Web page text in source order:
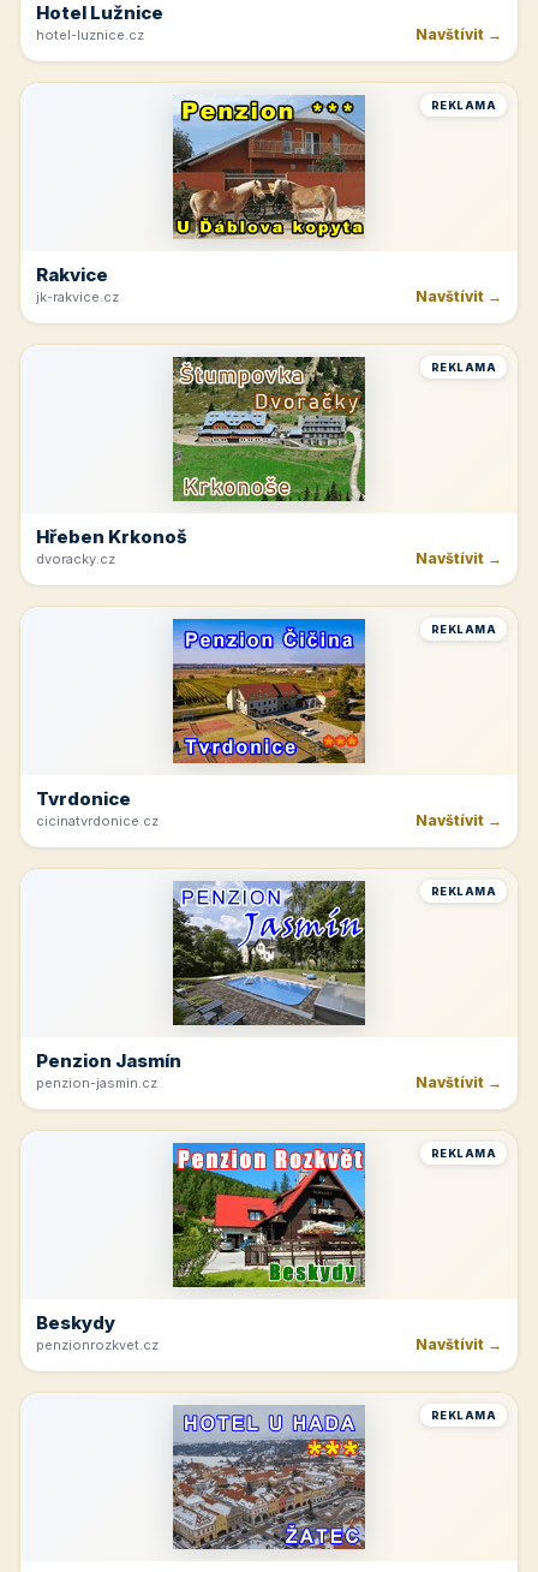
Hotel Lužnice
hotel-luznice.cz Navštívit →
REKLAMA
Rakvice
jk-rakvice.cz Navštívit →
REKLAMA
Hřeben Krkonoš
dvoracky.cz Navštívit →
REKLAMA
Tvrdonice
cicinatvrdonice.cz Navštívit →
REKLAMA
Penzion Jasmín
penzion-jasmin.cz Navštívit →
REKLAMA
Beskydy
penzionrozkvet.cz Navštívit →
REKLAMA